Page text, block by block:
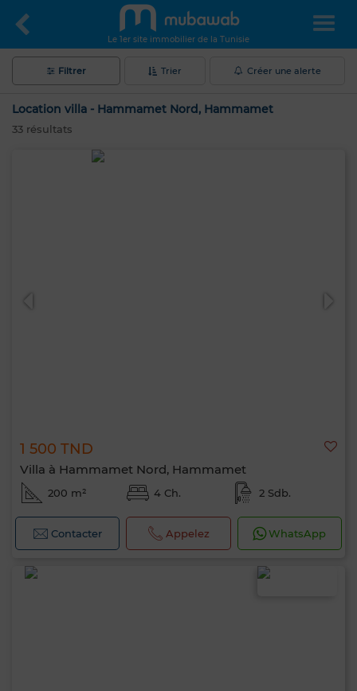
Le 1er site immobilier de la Tunisie
Filtrer Trier Créer une alerte
Location villa - Hammamet Nord, Hammamet
33 résultats
1 500 TND
Villa à Hammamet Nord, Hammamet
200 m² 4 Ch. 2 Sdb.
Contacter Appelez WhatsApp